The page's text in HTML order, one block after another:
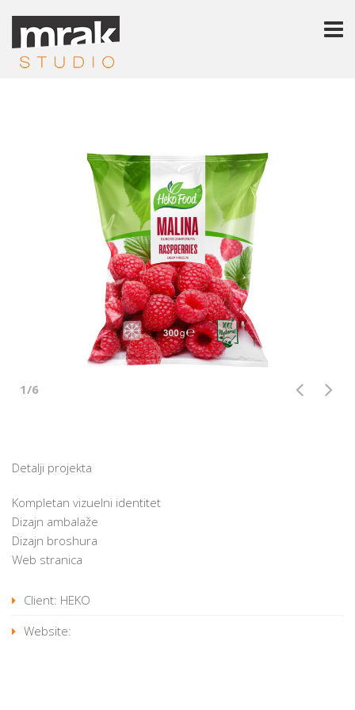
1/6
Detalji projekta
Kompletan vizuelni identitet
Dizajn ambalaže
Dizajn broshura
Web stranica
Client: HEKO
Website: